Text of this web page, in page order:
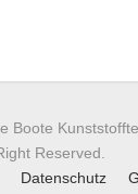
Boote
Reserved.
Datenschutz